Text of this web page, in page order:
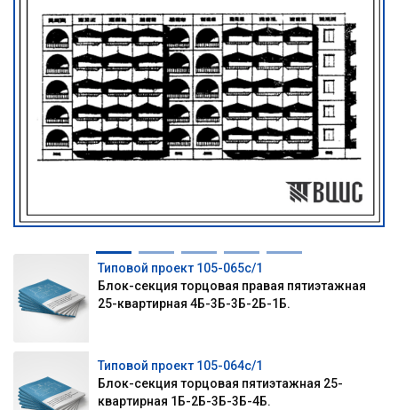
Типовой проект 105-065с/1
Блок-секция торцовая правая пятиэтажная
25-квартирная 4Б-3Б-3Б-2Б-1Б.
Типовой проект 105-064с/1
Блок-секция торцовая пятиэтажная 25-
квартирная 1Б-2Б-3Б-3Б-4Б.